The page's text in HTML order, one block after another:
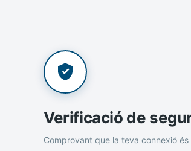
Verificació de
Comprovant que la teva connexió és